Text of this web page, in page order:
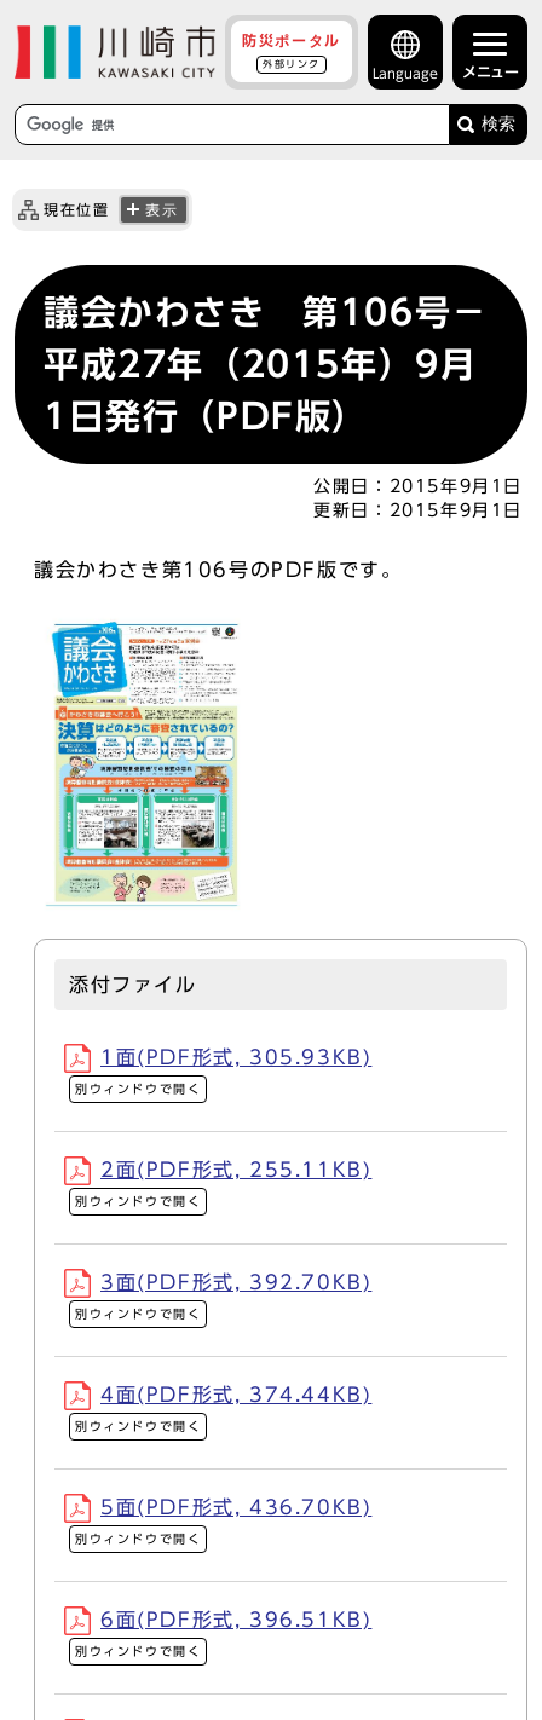
防災ポータル
外部リンク
Language メニュー
検索
現在位置 表示
議会かわさき 第106号－
平成27年（2015年）9月
1日発行（PDF版）
公開日：
2015年9月1日
更新日：
2015年9月1日
議会かわさき第106号のPDF版です。
添付ファイル
1面(PDF形式, 305.93KB)
別ウィンドウで開く
2面(PDF形式, 255.11KB)
別ウィンドウで開く
3面(PDF形式, 392.70KB)
別ウィンドウで開く
4面(PDF形式, 374.44KB)
別ウィンドウで開く
5面(PDF形式, 436.70KB)
別ウィンドウで開く
6面(PDF形式, 396.51KB)
別ウィンドウで開く